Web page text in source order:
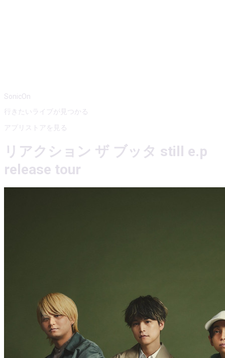
SonicOn
行きたいライブが見つかる
アプリストアを見る
リアクション ザ ブッタ still e.p
release tour